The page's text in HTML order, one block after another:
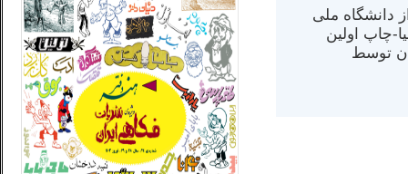
از دانشگاه ملی
در کالیفرنیا-چاپ اولین
در سال ۱۳۸۴ در ایران توسط